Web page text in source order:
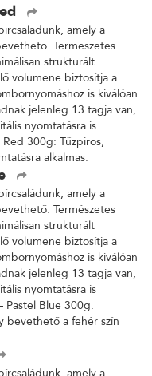
amely a
Természetes
strukturált
volumene biztosítja a
is kiválóan
jelenleg 13 tagja van,
nyomtatásra is
300g: Tűzpiros,
alkalmas.
amely a
Természetes
strukturált
volumene biztosítja a
is kiválóan
jelenleg 13 tagja van,
nyomtatásra is
Pastel Blue 300g.
bevethető a fehér szín